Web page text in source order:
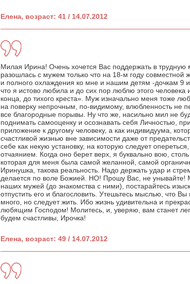
Елена, возраст: 41 / 14.07.2012
Милая Ирина! Очень хочется Вас поддержать в трудную
разошлась с мужем только что на 18-м году совместной
и полного охлаждения ко мне и нашим детям -дочкам 9
что я истово любила и до сих пор люблю этого
конца, до тихого креста». Муж изначально меня тоже
на поверку непрочным, по-видимому, влюбленность не
все благородные порывы. Ну что же, насильно мил не
поднимать самооценку и осознавать себя Личностью,
приложение к другому человеку, а как индивидуума,
счастливой жизнью вне зависимости даже от
себе как некую установку, на которую следует
отчаянием. Когда оно берет верх, я буквально вою,
которая для меня была самой желанной, самой
Иринушка, такова реальность. Надо держать удар и
делается по воле Божией. НО! Прошу Вас, не унывайте!
наших мужей (до знакомства с ними), постарайтесь
отпустить его и благословить. Утешьтесь мыслью, что
много, но следует жить. Ибо жизнь удивительна и
любящим Господом! Молитесь, и, уверяю, вам станет
будем счастливы, Ирочка!
Елена, возраст: 49 / 14.07.2012